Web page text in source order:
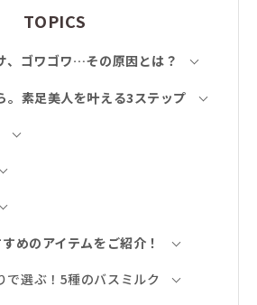
TOPICS
、ゴワゴワ…その原因とは？
素足美人を叶える3ステップ
めのアイテムをご紹介！
で選ぶ！5種のバスミルク